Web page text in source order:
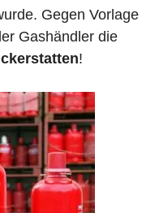
Gegen Vorlage
Gashändler die
!